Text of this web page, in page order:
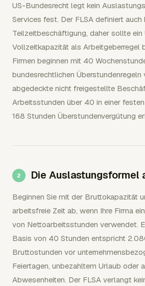
US-Bundesrecht legt kein
Services fest. Der FLSA definiert
Teilzeitbeschäftigung, daher sollte ein
Vollzeitkapazität als Arbeitgeberregel
Firmen beginnen mit 40
bundesrechtlichen Überstundenregeln
abgedeckte nicht freigestellte
Arbeitsstunden über 40 in einer
168 Stunden Überstundenvergütung
Die Auslastungsformel
Beginnen Sie mit der Bruttokapazität
arbeitsfreie Zeit ab, wenn Ihre Firma
von Nettoarbeitsstunden verwendet.
Basis von 40 Stunden entspricht
Bruttostunden vor
Feiertagen, unbezahltem Urlaub oder
Abwesenheiten. Der FLSA verlangt